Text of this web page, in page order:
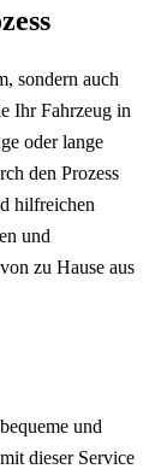
sondern auch
Ihr Fahrzeug in
oder lange
den Prozess
hilfreichen
und
zu Hause aus
und
dieser Service